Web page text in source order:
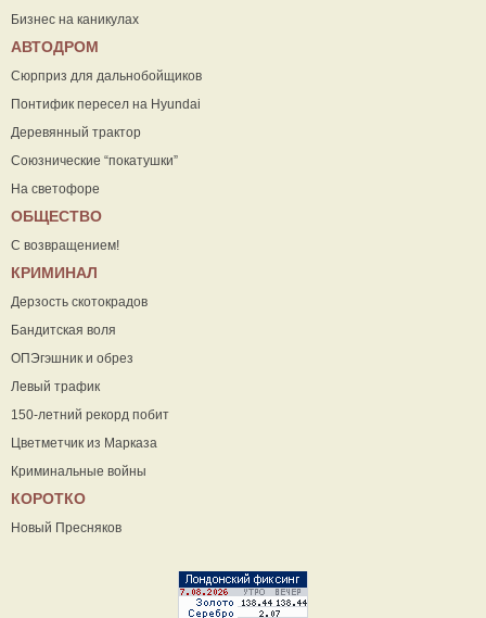
Бизнес на каникулах
АВТОДРОМ
Сюрприз для дальнобойщиков
Понтифик пересел на Hyundai
Деревянный трактор
Союзнические “покатушки”
На светофоре
ОБЩЕСТВО
С возвращением!
КРИМИНАЛ
Дерзость скотокрадов
Бандитская воля
ОПЭгэшник и обрез
Левый трафик
150-летний рекорд побит
Цветметчик из Марказа
Криминальные войны
КОРОТКО
Новый Пресняков